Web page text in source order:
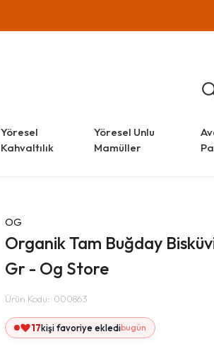
Yöresel
Kahvaltılık
Yöresel Unlu
Mamüller
OG
Organik Tam Buğday
Gr - Og Store
Ürün Kodu: 000863
17kişi favoriye ekledibugün